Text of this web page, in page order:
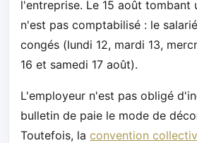
l'entreprise. Le 15 août tombant
n'est pas comptabilisé : le
congés (lundi 12, mardi 13,
16 et samedi 17 août).
L'employeur n'est pas obligé
bulletin de paie le mode de
Toutefois, la convention